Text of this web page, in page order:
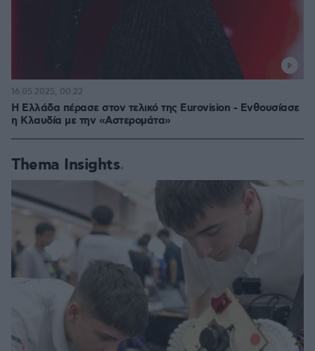
H Ελλάδα πέρασε στον τελικό της Eurovision - Ενθουσίασε
η Κλαυδία με την «Αστερομάτα»
16.05.2025, 00:22
Thema Insights